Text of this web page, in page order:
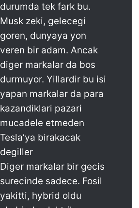
durumda tek fark bu.
Musk zeki, gelecegi
goren, dunyaya yon
veren bir adam. Ancak
diger markalar da bos
durmuyor. Yillardir bu isi
yapan markalar da para
kazandiklari pazari
mucadele etmeden
Tesla’ya birakacak
degiller
Diger markalar bir gecis
surecinde sadece. Fosil
yakitti, hybrid oldu